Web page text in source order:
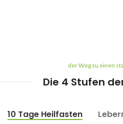
der Weg zu einen
Die 4 Stufen
10 Tage Heilfasten